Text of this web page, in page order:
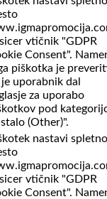
vtičnik "GDPR
Consent".
piškotka je
uporabnik dal
za uporabo
pod
(Other)".
nastavi spletno
vtičnik "GDPR
Consent".